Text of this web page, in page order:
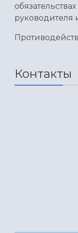
руководителя
Контакты